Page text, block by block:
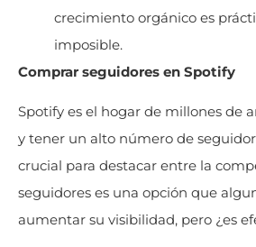
crecimiento orgánico es
imposible.
Comprar seguidores en Spotify
Spotify es el hogar de millones de
y tener un alto número de
crucial para destacar entre la
seguidores es una opción que
aumentar su visibilidad, pero ¿es